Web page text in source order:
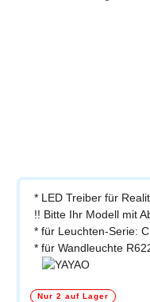
* LED Treiber für
!! Bitte Ihr Modell mit
* für Leuchten-Serie:
* für Wandleuchte
Nur 2 auf Lager